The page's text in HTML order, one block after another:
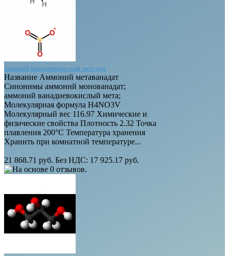
аммоний ванадиевокислый мета чда
Название Аммоний метаванадат
Синонимы аммоний монованадат;
аммоний ванадиевокислый мета;
Молекулярная формула H4NO3V
Молекулярный вес 116.97 Химические и
физические свойства Плотность 2.32 Точка
плавления 200°C Температура хранения
Хранить при комнатной температуре...
21 868.71 руб. Без НДС: 17 925.17 руб.